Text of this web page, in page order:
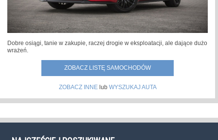
Dobre osiągi, tanie w zakupie, raczej drogie w eksploatacji, ale dające dużo
wrażeń.
ZOBACZ LISTĘ SAMOCHODÓW
ZOBACZ INNElub WYSZUKAJ AUTA